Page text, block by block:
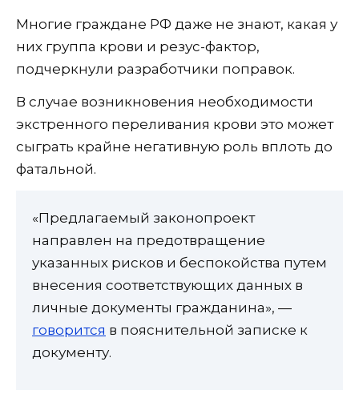
Многие граждане РФ даже не знают, какая у
них группа крови и резус-фактор,
подчеркнули разработчики поправок.
В случае возникновения необходимости
экстренного переливания крови это может
сыграть крайне негативную роль вплоть до
фатальной.
«Предлагаемый законопроект
направлен на предотвращение
указанных рисков и беспокойства путем
внесения соответствующих данных в
личные документы гражданина», —
говорится в пояснительной записке к
документу.